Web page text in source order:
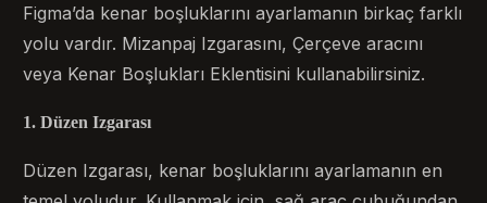
Figma’da kenar boşluklarını ayarlamanın birkaç farklı
yolu vardır. Mizanpaj Izgarasını, Çerçeve aracını
veya Kenar Boşlukları Eklentisini kullanabilirsiniz.
1. Düzen Izgarası
Düzen Izgarası, kenar boşluklarını ayarlamanın en